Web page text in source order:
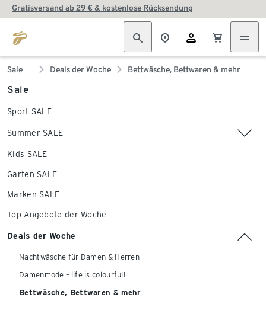
Gratisversand ab 29 € & kostenlose Rücksendung
Sale Deals der Woche Bettwäsche, Bettwaren & mehr
Sale
Sport SALE
Summer SALE
Kids SALE
Garten SALE
Marken SALE
Top Angebote der Woche
Deals der Woche
Nachtwäsche für Damen & Herren
Damenmode – life is colourful!
Bettwäsche, Bettwaren & mehr